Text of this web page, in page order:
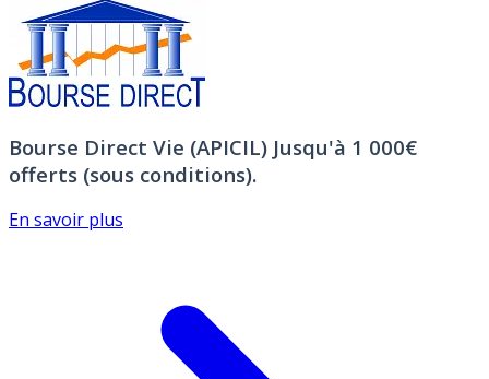
Bourse Direct Vie (APICIL) Jusqu'à 1 000€
offerts (sous conditions).
En savoir plus